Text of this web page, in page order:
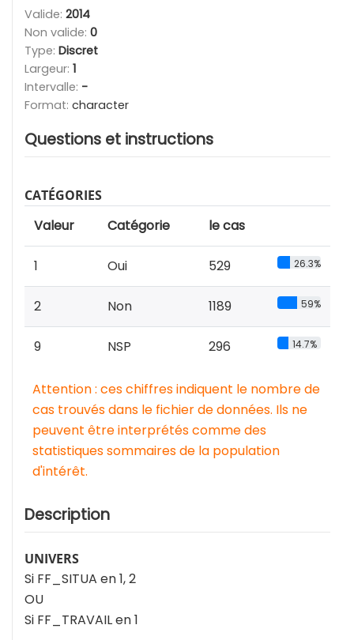
Valide: 2014
Non valide: 0
Type: Discret
Largeur: 1
Intervalle: -
Format: character
Questions et instructions
CATÉGORIES
Valeur Catégorie le cas
1 Oui 529 26.3%
2 Non 1189 59%
9 NSP 296 14.7%
Attention : ces chiffres indiquent le nombre de
cas trouvés dans le fichier de données. Ils ne
peuvent être interprétés comme des
statistiques sommaires de la population
d'intérêt.
Description
UNIVERS
Si FF_SITUA en 1, 2
OU
Si FF_TRAVAIL en 1